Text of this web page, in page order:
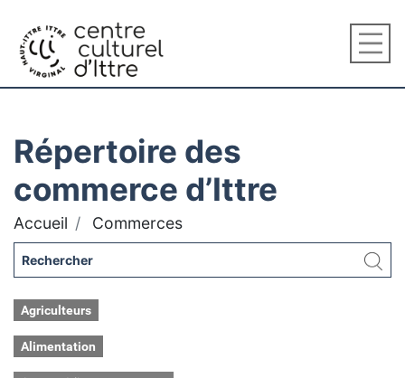
Répertoire des
commerce d’Ittre
Accueil Commerces
Agriculteurs
Alimentation